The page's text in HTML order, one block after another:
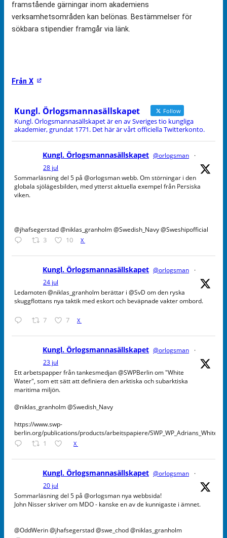
framstående gärningar inom akademiens
verksamhetsområden kan belönas. Bestämmelser för
sökbara stipendier framgår via länk.
Från X
Kungl. Örlogsmannasällskapet Follow
Kungl. Örlogsmannasällskapet är en av Sveriges tio kungliga
akademier, grundat 1771. Det här är vårt officiella Twitterkonto.
Kungl. Örlogsmannasällskapet @orlogsman
·
28 jul
Sommarläsning del 5 på @orlogsman webb. Om störningar i den
globala sjölägesbilden, med ytterst aktuella exempel från Persiska
viken.
@jhafsegerstad @niklas_granholm @Swedish_Navy @Sweshipofficial
3 10 X
Kungl. Örlogsmannasällskapet @orlogsman
·
24 jul
Ledamoten @niklas_granholm berättar i @SvD om den ryska
skuggflottans nya taktik med eskort och beväpnade vakter ombord.
7 7 X
Kungl. Örlogsmannasällskapet @orlogsman
·
23 jul
Ett arbetspapper från tankesmedjan @SWPBerlin om "White
Water", som ett sätt att definiera den arktiska och subarktiska
maritima miljön.
@niklas_granholm @Swedish_Navy
https://www.swp-
berlin.org/publications/products/arbeitspapiere/
1 X
Kungl. Örlogsmannasällskapet @orlogsman
·
20 jul
Sommarläsning del 5 på @orlogsman nya webbsida!
John Nisser skriver om MDO - kanske en av de kunnigaste i ämnet.
@OddWerin @jhafsegerstad @swe_chod @niklas_granholm